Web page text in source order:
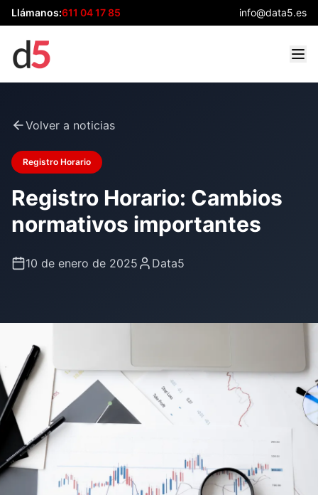
Llámanos:611 04 17 85 info@data5.es
Volver a noticias
Registro Horario
Registro Horario: Cambios
normativos importantes
10 de enero de 2025 Data5